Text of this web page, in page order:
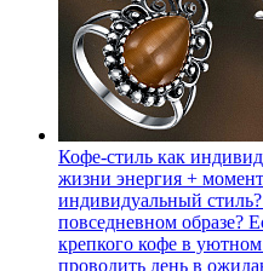
Кофе-стиль как
жизни энергия +
индивидуальный
повседневном образе?
крепкого кофе в
проводить день в